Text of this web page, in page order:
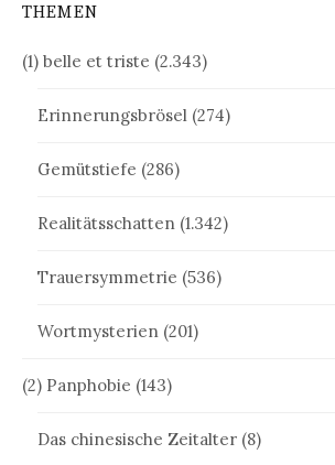
THEMEN
(1) belle et triste (2.343)
Erinnerungsbrösel (274)
Gemütstiefe (286)
Realitätsschatten (1.342)
Trauersymmetrie (536)
Wortmysterien (201)
(2) Panphobie (143)
Das chinesische Zeitalter (8)